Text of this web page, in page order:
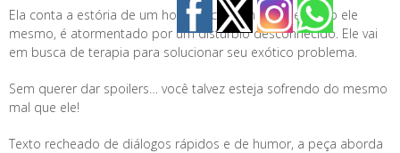
Ela conta a estória de um homem comum que, segundo ele
mesmo, é atormentado por um distúrbio desconhecido. Ele vai
em busca de terapia para solucionar seu exótico problema.
Sem querer dar spoilers… você talvez esteja sofrendo do mesmo
mal que ele!
Texto recheado de diálogos rápidos e de humor, a peça aborda